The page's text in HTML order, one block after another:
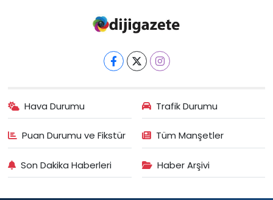
Hava Durumu Trafik Durumu
Puan Durumu ve Fikstür Tüm Manşetler
Son Dakika Haberleri Haber Arşivi